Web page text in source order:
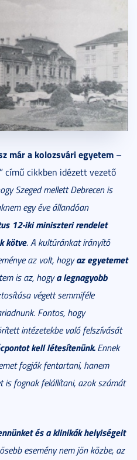
már a kolozsvári egyetem –
című cikkben idézett vezető
Szeged mellett Debrecen is
egy éve állandóan
12-iki miniszteri rendelet
kötve. A kultúránkat irányító
az volt, hogyaz egyetemet
is az, hogya legnagyobb
végett semmiféle
Fontos, hogy
intézetekbe való felszívását
kell létesítenünk.Ennek
fogják fentartani, hanem
is fognak felállítani, azok számát
és a klinikák helyiségeit
esemény nem jön közbe, az